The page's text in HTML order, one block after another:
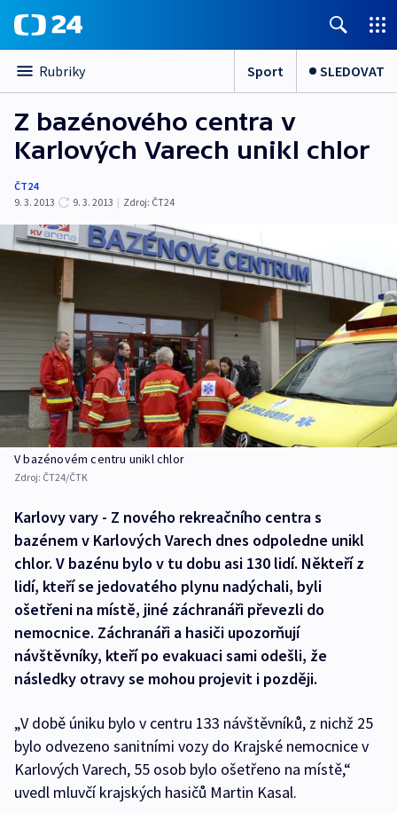
Rubriky Sport SLEDOVAT
Z bazénového centra v
Karlových Varech unikl chlor
ČT24
9. 3. 2013
9. 3. 2013 | Zdroj: ČT24
V bazénovém centru unikl chlor
Zdroj: ČT24/ČTK
Karlovy vary - Z nového rekreačního centra s
bazénem v Karlových Varech dnes odpoledne unikl
chlor. V bazénu bylo v tu dobu asi 130 lidí. Někteří z
lidí, kteří se jedovatého plynu nadýchali, byli
ošetřeni na místě, jiné záchranáři převezli do
nemocnice. Záchranáři a hasiči upozorňují
návštěvníky, kteří po evakuaci sami odešli, že
následky otravy se mohou projevit i později.
„V době úniku bylo v centru 133 návštěvníků, z nichž 25
bylo odvezeno sanitními vozy do Krajské nemocnice v
Karlových Varech, 55 osob bylo ošetřeno na místě,“
uvedl mluvčí krajských hasičů Martin Kasal.